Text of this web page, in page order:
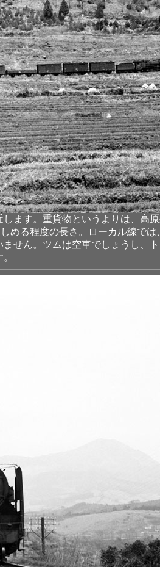
ます。重貨物というよりは、高
める程度の長さ。ローカル線で
せん。ツムは空車でしょうし、